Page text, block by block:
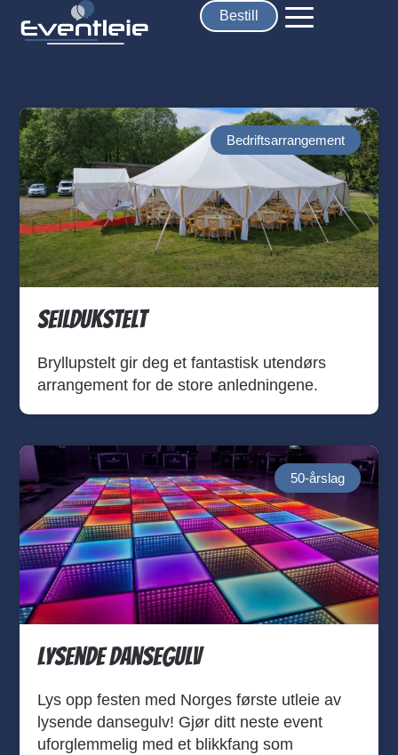
Bestill
Bedriftsarrangement
Seildukstelt
Bryllupstelt gir deg et fantastisk utendørs
arrangement for de store anledningene.
50-årslag
Lysende Dansegulv
Lys opp festen med Norges første utleie av
lysende dansegulv! Gjør ditt neste event
uforglemmelig med et blikkfang som